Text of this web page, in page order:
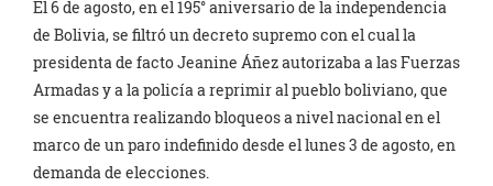
El 6 de agosto, en el 195° aniversario de la independencia
de Bolivia, se filtró un decreto supremo con el cual la
presidenta de facto Jeanine Áñez autorizaba a las Fuerzas
Armadas y a la policía a reprimir al pueblo boliviano, que
se encuentra realizando bloqueos a nivel nacional en el
marco de un paro indefinido desde el lunes 3 de agosto, en
demanda de elecciones.